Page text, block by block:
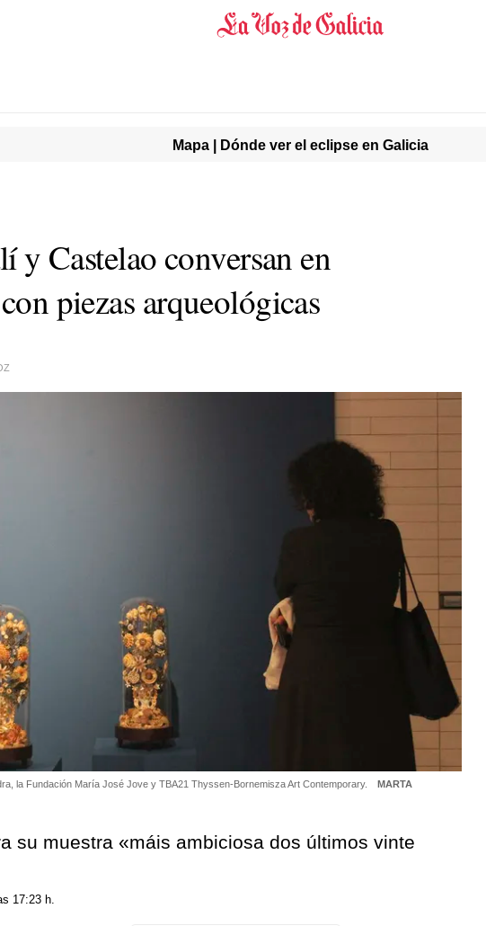
Mapa | Dónde ver el eclipse en Galicia
y Castelao conversan en
piezas arqueológicas
la Fundación María José Jove y TBA21 Thyssen-Bornemisza Art Contemporary.
MARTA
su muestra «máis ambiciosa dos últimos vinte
17:23 h.